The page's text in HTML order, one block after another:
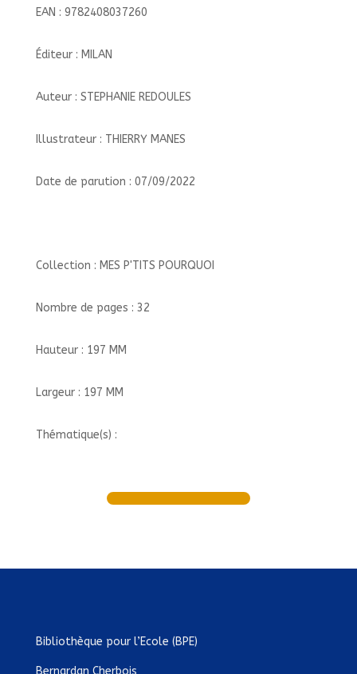
EAN : 9782408037260
Éditeur : MILAN
Auteur : STEPHANIE REDOULES
Illustrateur : THIERRY MANES
Date de parution : 07/09/2022
Collection : MES P'TITS POURQUOI
Nombre de pages : 32
Hauteur : 197 MM
Largeur : 197 MM
Thématique(s) :
Bibliothèque pour l’Ecole (BPE)
Bernardan Cherbois